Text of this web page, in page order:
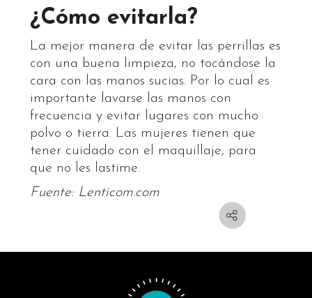
¿Cómo evitarla?
La mejor manera de evitar las perrillas es
con una buena limpieza, no tocándose la
cara con las manos sucias. Por lo cual es
importante lavarse las manos con
frecuencia y evitar lugares con mucho
polvo o tierra. Las mujeres tienen que
tener cuidado con el maquillaje, para
que no les lastime.
Fuente: Lenticom.com